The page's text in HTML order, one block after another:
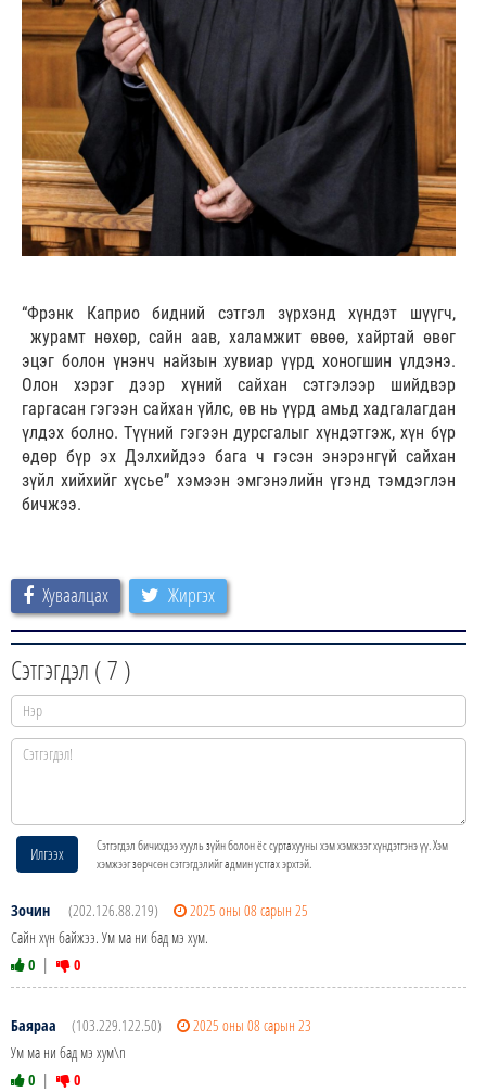
“Фрэнк Каприо бидний сэтгэл зүрхэнд хүндэт шүүгч,
журамт нөхөр, сайн аав, халамжит өвөө, хайртай өвөг
эцэг болон үнэнч найзын хувиар үүрд хоногшин үлдэнэ.
Олон хэрэг дээр хүний сайхан сэтгэлээр шийдвэр
гаргасан гэгээн сайхан үйлс, өв нь үүрд амьд хадгалагдан
үлдэх болно. Түүний гэгээн дурсгалыг хүндэтгэж, хүн бүр
өдөр бүр эх Дэлхийдээ бага ч гэсэн энэрэнгүй сайхан
зүйл хийхийг хүсье” хэмээн эмгэнэлийн үгэнд тэмдэглэн
бичжээ.
Хуваалцах Жиргэх
Сэтгэгдэл (7 )
Илгээх
Сэтгэгдэл бичихдээ хууль зүйн болон ёс суртахууны хэм хэмжээг хүндэтгэнэ үү. Хэм
хэмжээг зөрчсөн сэтгэгдэлийг админ устгах эрхтэй.
Зочин (202.126.88.219)
2025 оны 08 сарын 25
Сайн хүн байжээ. Ум ма ни бад мэ хум.
0 | 0
Баяраа (103.229.122.50)
2025 оны 08 сарын 23
Ум ма ни бад мэ хум\n
0 | 0